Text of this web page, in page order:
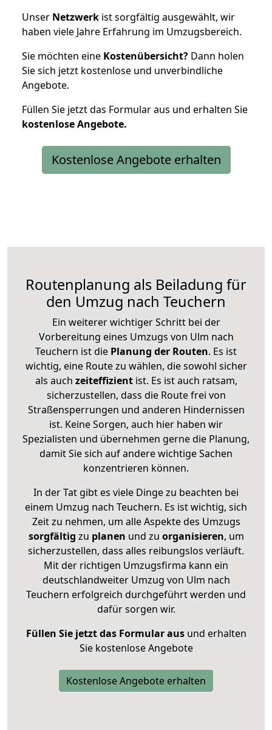
Unser Netzwerk ist sorgfältig ausgewählt, wir
haben viele Jahre Erfahrung im Umzugsbereich.
Sie möchten eine Kostenübersicht? Dann holen
Sie sich jetzt kostenlose und unverbindliche
Angebote.
Füllen Sie jetzt das Formular aus und erhalten Sie
kostenloseAngebote.
Kostenlose Angebote erhalten
Routenplanung als Beiladung für
den Umzug nach Teuchern
Ein weiterer wichtiger Schritt bei der
Vorbereitung eines Umzugs von Ulm nach
Teuchern ist die Planung der Routen. Es ist
wichtig, eine Route zu wählen, die sowohl sicher
als auch zeiteffizientist. Es ist auch ratsam,
sicherzustellen, dass die Route frei von
Straßensperrungen und anderen Hindernissen
ist. Keine Sorgen, auch hier haben wir
Spezialisten und übernehmen gerne die Planung,
damit Sie sich auf andere wichtige Sachen
konzentrieren können.
In der Tat gibt es viele Dinge zu beachten bei
einem Umzug nach Teuchern. Es ist wichtig, sich
Zeit zu nehmen, um alle Aspekte des Umzugs
sorgfältig zu planen und zu organisieren, um
sicherzustellen, dass alles reibungslos verläuft.
Mit der richtigen Umzugsfirma kann ein
deutschlandweiter Umzug von Ulm nach
Teuchern erfolgreich durchgeführt werden und
dafür sorgen wir.
Füllen Sie jetzt das Formular ausund erhalten
Sie kostenlose Angebote
Kostenlose Angebote erhalten